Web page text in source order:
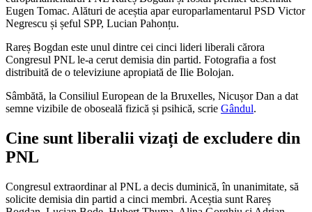
Eugen Tomac. Alături de aceștia apar europarlamentarul PSD Victor
Negrescu și șeful SPP, Lucian Pahonțu.
Rareș Bogdan este unul dintre cei cinci lideri liberali cărora
Congresul PNL le-a cerut demisia din partid. Fotografia a fost
distribuită de o televiziune apropiată de Ilie Bolojan.
Sâmbătă, la Consiliul European de la Bruxelles, Nicușor Dan a dat
semne vizibile de oboseală fizică și psihică, scrie Gândul.
Cine sunt liberalii vizați de excludere din
PNL
Congresul extraordinar al PNL a decis duminică, în unanimitate, să
solicite demisia din partid a cinci membri. Aceștia sunt Rareș